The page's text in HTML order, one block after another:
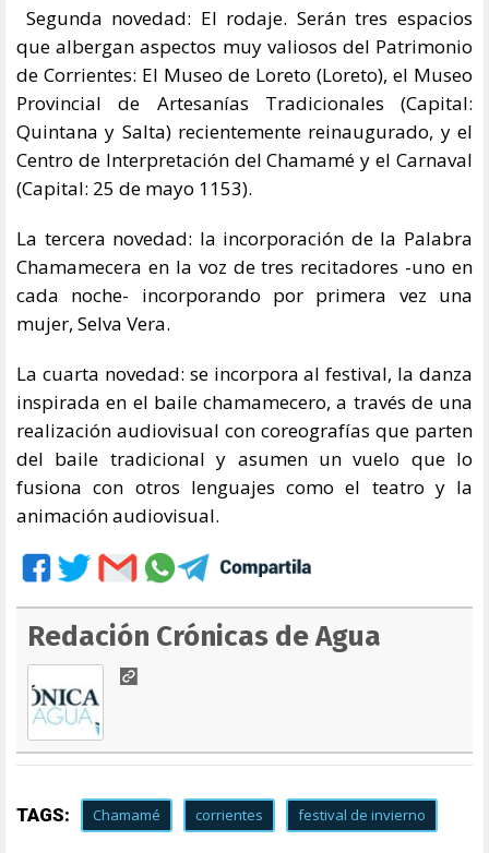
Segunda novedad: El rodaje. Serán tres espacios
que albergan aspectos muy valiosos del Patrimonio
de Corrientes: El Museo de Loreto (Loreto), el Museo
Provincial de Artesanías Tradicionales (Capital:
Quintana y Salta) recientemente reinaugurado, y el
Centro de Interpretación del Chamamé y el Carnaval
(Capital: 25 de mayo 1153).
La tercera novedad: la incorporación de la Palabra
Chamamecera en la voz de tres recitadores -uno en
cada noche- incorporando por primera vez una
mujer, Selva Vera.
La cuarta novedad: se incorpora al festival, la danza
inspirada en el baile chamamecero, a través de una
realización audiovisual con coreografías que parten
del baile tradicional y asumen un vuelo que lo
fusiona con otros lenguajes como el teatro y la
animación audiovisual.
Redación Crónicas de Agua
TAGS: Chamamé corrientes festival de invierno